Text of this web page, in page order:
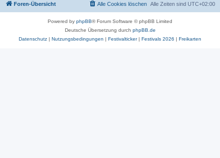
Foren-Übersicht Alle Zeiten sind UTC+02:00
Alle Cookies löschen
Powered by phpBB® Forum Software © phpBB Limited
Deutsche Übersetzung durch phpBB.de
Datenschutz | Nutzungsbedingungen | Festivalticker| Festivals 2026 | Freikarten